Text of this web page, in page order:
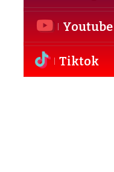
Youtube
Tiktok